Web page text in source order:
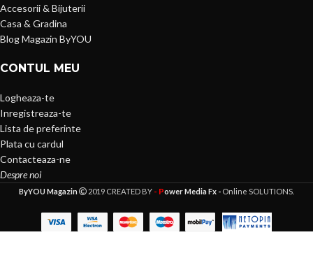
Accesorii & Bijuterii
Casa & Gradina
Blog Magazin ByYOU
CONTUL MEU
Logheaza-te
Inregistreaza-te
Lista de preferinte
Plata cu cardul
Contacteaza-ne
Despre noi
ByYOU Magazin 2019 CREATED BY - Power Media Fx - Online SOLUTIONS.